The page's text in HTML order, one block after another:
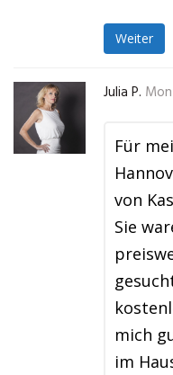
Weiter
Julia P.
Für
von
Sie
mich
im